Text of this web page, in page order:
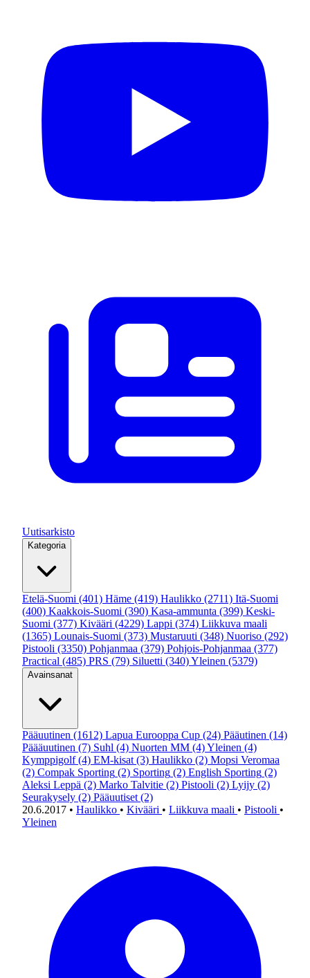
Uutisarkisto
Kategoria
Etelä-Suomi (401) Häme (419) Haulikko (2711) Itä-Suomi
(400) Kaakkois-Suomi (390) Kasa-ammunta (399) Keski-
Suomi (377) Kivääri (4229) Lappi (374) Liikkuva maali
(1365) Lounais-Suomi (373) Mustaruuti (348) Nuoriso (292)
Pistooli (3350) Pohjanmaa (379) Pohjois-Pohjanmaa (377)
Practical (485) PRS (79) Siluetti (340)Yleinen (5379)
Avainsanat
Pääuutinen (1612) Lapua Eurooppa Cup (24) Pääutinen (14)
Päääuutinen (7) Suhl (4) Nuorten MM (4)Yleinen (4)
Kymppigolf (4) EM-kisat (3) Haulikko (2) Mopsi Veromaa
(2) Compak Sporting (2) Sporting (2) English Sporting (2)
Aleksi Leppä (2) Marko Talvitie (2) Pistooli (2) Lyijy (2)
Seurakysely (2) Pääuutiset (2)
20.6.2017 • Haulikko • Kivääri • Liikkuva maali • Pistooli •
Yleinen